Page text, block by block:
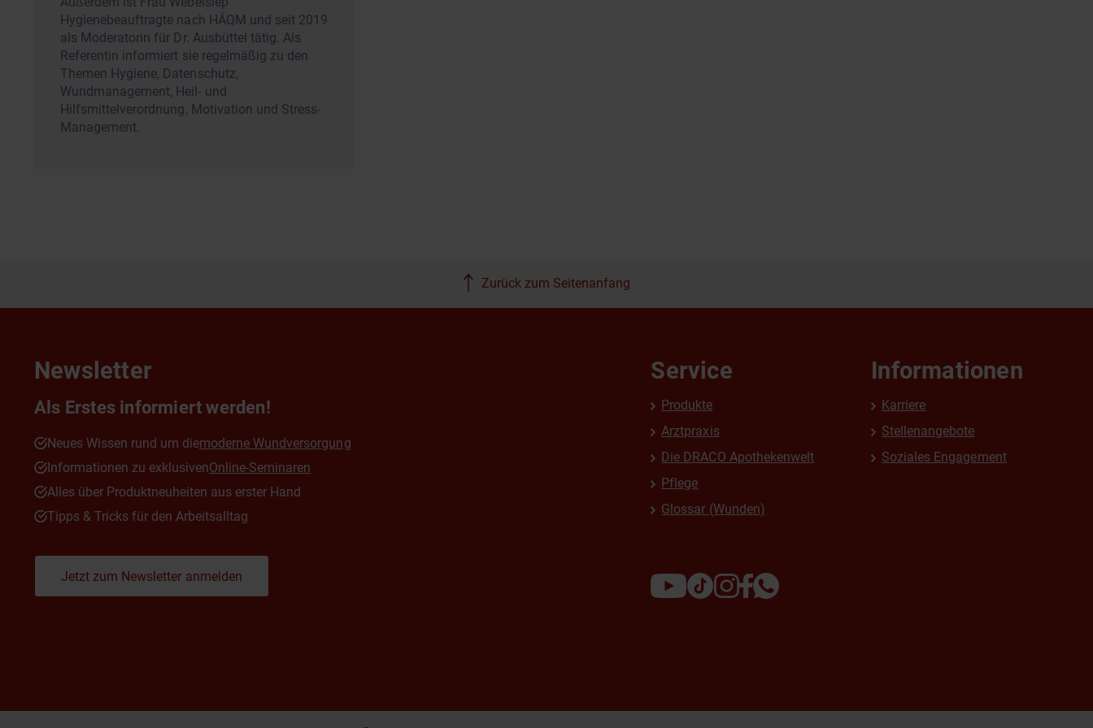
Hygienebeauftragte nach HÄQM und seit 2019
als Moderatorin für Dr. Ausbüttel tätig. Als
Referentin informiert sie regelmäßig zu den
Themen Hygiene, Datenschutz,
Wundmanagement, Heil- und
Hilfsmittelverordnung, Motivation und Stress-
Management.
Zurück zum Seitenanfang
Newsletter
Als Erstes informiert werden!
Neues Wissen rund um diemoderne Wundversorgung
Informationen zu exklusivenOnline-Seminaren
Alles über Produktneuheiten aus erster Hand
Tipps & Tricks für den Arbeitsalltag
Jetzt zum Newsletter anmelden
Service
Produkte
Arztpraxis
Die DRACO Apothekenwelt
Pflege
Glossar (Wunden)
Informationen
Karriere
Stellenangebote
Soziales Engagement